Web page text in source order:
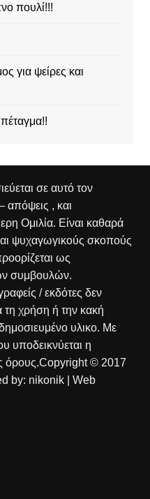
πουλί!!!
για ψείρες και
σε αυτό τον
απόψεις , και
Ομιλία. Είναι καθαρά
ψυχαγωγικούς σκοπούς
ως
συμβουλών.
/ εκδότες δεν
τη χρήση ή την κακή
υλικο. Με
υποδεικνύεται η
όρους.Copyright © 2017
by: nikonik
| Web